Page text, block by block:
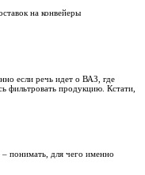
на конвейеры
если речь идет о ВАЗ, где
фильтровать продукцию. Кстати,
– понимать, для чего именно